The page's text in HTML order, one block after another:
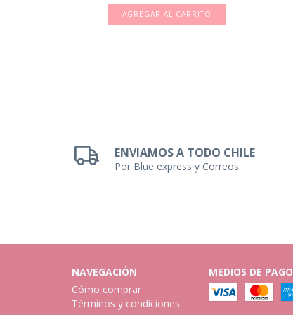
ENVIAMOS A TODO CHILE
Por Blue express y Correos
NAVEGACIÓN
Cómo comprar
Términos y condiciones
MEDIOS DE PAGO